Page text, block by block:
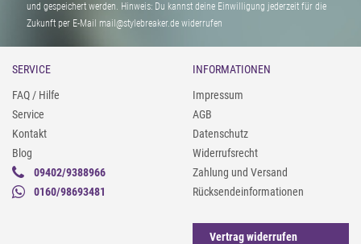
und gespeichert werden. Hinweis: Du kannst deine Einwilligung jederzeit für die
Zukunft per E-Mail mail@stylebreaker.de widerrufen
SERVICE
FAQ / Hilfe
Service
Kontakt
Blog
09402/9388966
0160/98693481
INFORMATIONEN
Impressum
AGB
Datenschutz
Widerrufsrecht
Zahlung und Versand
Rücksendeinformationen
Vertrag widerrufen